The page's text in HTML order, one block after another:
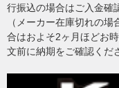
行振込の場合はご入金確
（メーカー在庫切れの
合はおよそ2ヶ月ほどお
文前に納期をご確認くだ